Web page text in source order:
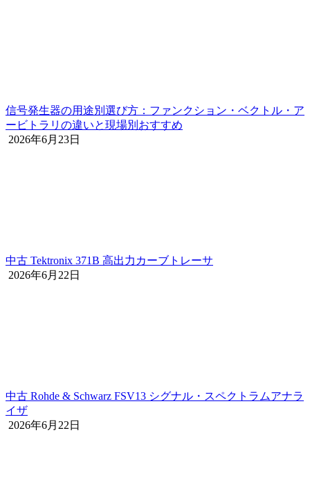
信号発生器の用途別選び方：ファンクション・ベクトル・ア
ービトラリの違いと現場別おすすめ
2026年6月23日
中古 Tektronix 371B 高出力カーブトレーサ
2026年6月22日
中古 Rohde & Schwarz FSV13 シグナル・スペクトラムアナラ
イザ
2026年6月22日